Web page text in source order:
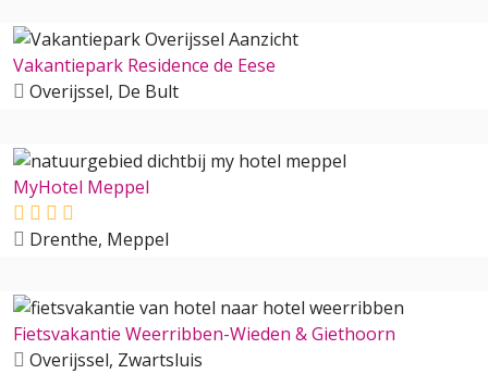
Vakantiepark Residence de Eese
Overijssel, De Bult
MyHotel Meppel
Drenthe, Meppel
Fietsvakantie Weerribben-Wieden & Giethoorn
Overijssel, Zwartsluis